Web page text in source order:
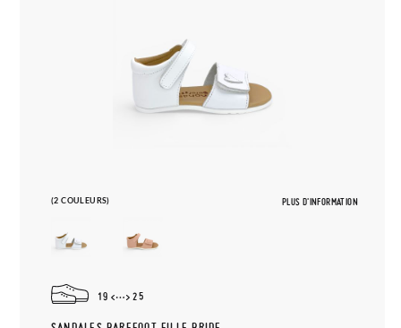
(2 COULEURS) PLUS D'INFORMATION
19 25